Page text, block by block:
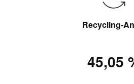
Recycling-
45,05